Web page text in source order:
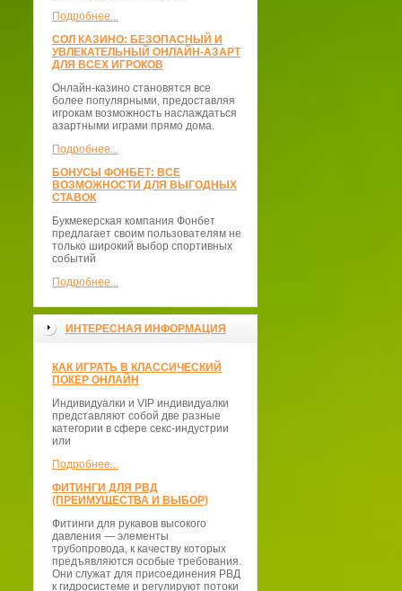
Подробнее...
СОЛ КАЗИНО: БЕЗОПАСНЫЙ И
УВЛЕКАТЕЛЬНЫЙ ОНЛАЙН-АЗАРТ
ДЛЯ ВСЕХ ИГРОКОВ
Онлайн-казино становятся все
более популярными, предоставляя
игрокам возможность наслаждаться
азартными играми прямо дома.
Подробнее...
БОНУСЫ ФОНБЕТ: ВСЕ
ВОЗМОЖНОСТИ ДЛЯ ВЫГОДНЫХ
СТАВОК
Букмекерская компания Фонбет
предлагает своим пользователям не
только широкий выбор спортивных
событий
Подробнее...
ИНТЕРЕСНАЯ ИНФОРМАЦИЯ
КАК ИГРАТЬ В КЛАССИЧЕСКИЙ
ПОКЕР ОНЛАЙН
Индивидуалки и VIP индивидуалки
представляют собой две разные
категории в сфере секс-индустрии
или
Подробнее...
ФИТИНГИ ДЛЯ РВД
(ПРЕИМУЩЕСТВА И ВЫБОР)
Фитинги для рукавов высокого
давления — элементы
трубопровода, к качеству которых
предъявляются особые требования.
Они служат для присоединения РВД
к гидросистеме и регулируют потоки